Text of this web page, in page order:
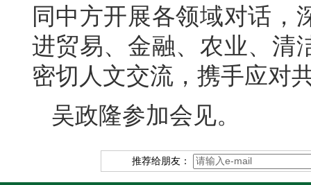
同中方开展各领域对话，
进贸易、金融、农业、清
密切人文交流，携手应对
吴政隆参加会见。
推荐给朋友：